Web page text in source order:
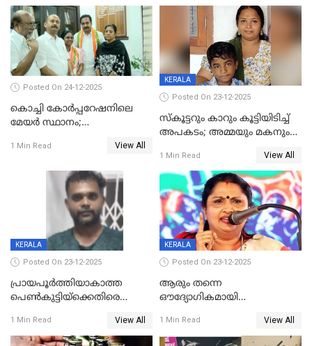
അറസ്റ്റിൽ
Posted On 24-12-2025
കൊച്ചി കോര്‍പ്പറേഷനിലെ
മേയര്‍ സ്ഥാനം;
രൂക്ഷം
1 Min Read View All
KERALA
Posted On 23-12-2025
സ്കൂട്ടറും കാറും കൂട്ടിയിടിച്ച്
അപകടം; അമ്മയും മകനും
ഗുരുതരാവസ്ഥയിൽ
1 Min Read View All
KERALA
Posted On 23-12-2025
പ്രായപൂർത്തിയാകാത്ത
പെൺകുട്ടിയ്ക്കെതിരെ
59 വർഷം തടവും 90,൦൦൦ രൂപ
പിഴയും ശിക്ഷ
1 Min Read View All
KERALA
Posted On 23-12-2025
ആരും തന്നെ
ഔദ്യോഗികമായി
കണ്ടെത്താൻ ഇന്ന് കോർ
കമ്മിറ്റി കൂടിയില്ല';
1 Min Read View All